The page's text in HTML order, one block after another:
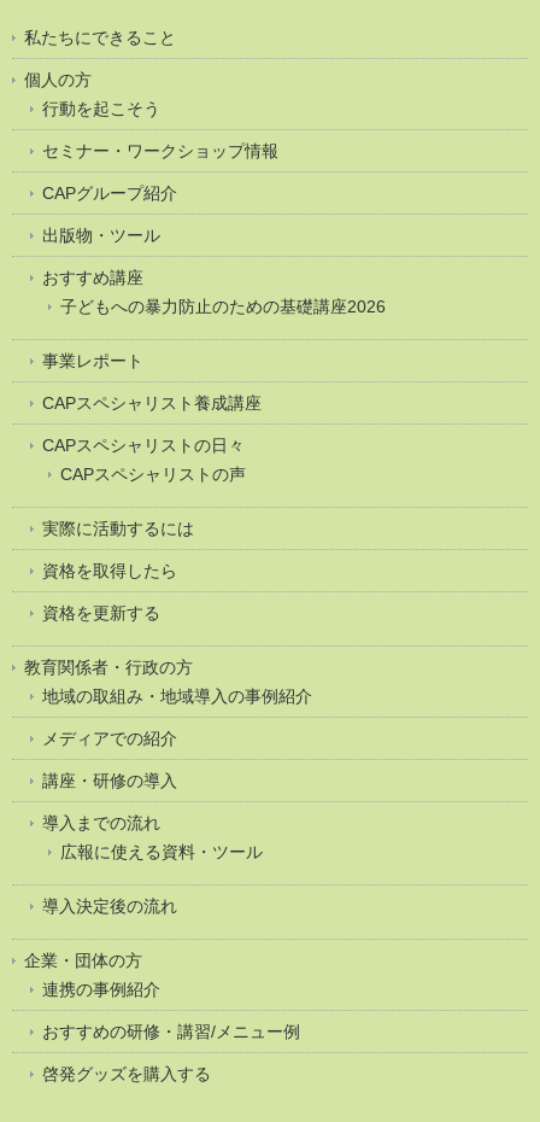
私たちにできること
個人の方
行動を起こそう
セミナー・ワークショップ情報
CAPグループ紹介
出版物・ツール
おすすめ講座
子どもへの暴力防止のための基礎講座2026
事業レポート
CAPスペシャリスト養成講座
CAPスペシャリストの日々
CAPスペシャリストの声
実際に活動するには
資格を取得したら
資格を更新する
教育関係者・行政の方
地域の取組み・地域導入の事例紹介
メディアでの紹介
講座・研修の導入
導入までの流れ
広報に使える資料・ツール
導入決定後の流れ
企業・団体の方
連携の事例紹介
おすすめの研修・講習/メニュー例
啓発グッズを購入する